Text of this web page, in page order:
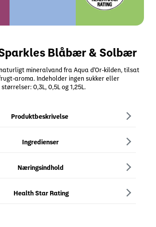
Sparkles Blåbær & Solbær
mineralvand fra Aqua d’Or-kilden, tilsat
aroma. Indeholder ingen sukker eller
0,3L, 0,5L og 1,25L.
Produktbeskrivelse
Ingredienser
Næringsindhold
Health Star Rating